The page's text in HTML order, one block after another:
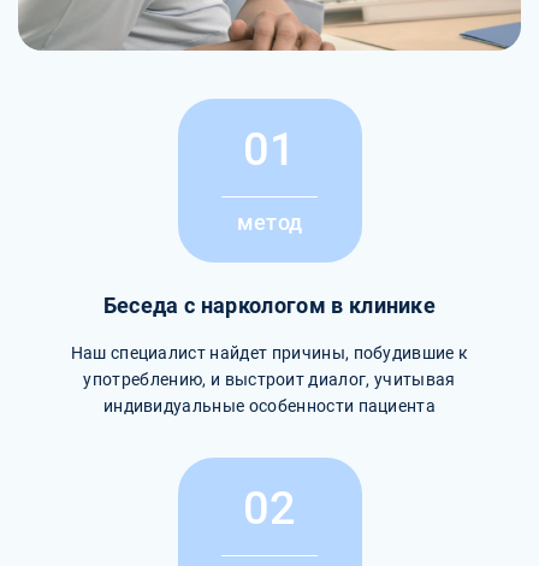
01
метод
Беседа с наркологом в клинике
Наш специалист найдет причины, побудившие к
употреблению, и выстроит диалог, учитывая
индивидуальные особенности пациента
02